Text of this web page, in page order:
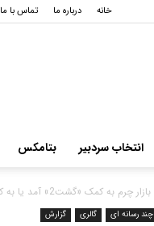
خانه درباره ما تماس با ما
انتخاب سردبیر بتامکس
بازار چرم به کمک «گشت2» آمد یا به کمک موسسه وابسته به...
چند رسانه ای گالری گزارش